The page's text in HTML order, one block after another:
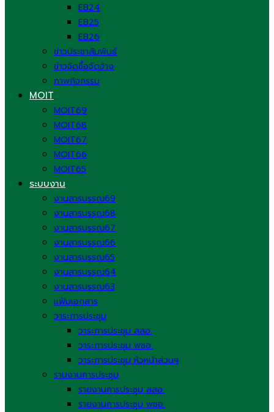
EB24
EB25
EB26
ข่าวประชาสัมพันธ์
ข่าวจัดซื้อจัดจ้าง
ภาพกิจกรรม
MOIT
MOIT69
MOIT68
MOIT67
MOIT66
MOIT65
ระบบงาน
งานสารบรรณ69
งานสารบรรณ68
งานสารบรรณ67
งานสารบรรณ66
งานสารบรรณ65
งานสารบรรณ64
งานสารบรรณ63
แฟ้มเอกสาร
วาระการประชุม
วาระการประชุม สสอ.
วาระการประชุม พชอ.
วาระการประชุม หัวหน้าส่วนฯ
รานงานการประชุม
รายงานการประชุม สสอ.
รายงานการประชุม พชอ.